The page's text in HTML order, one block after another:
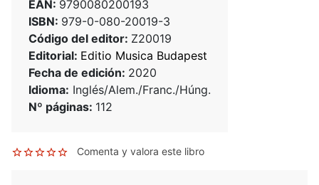
EAN: 9790080200193
ISBN: 979-0-080-20019-3
Código del editor: Z20019
Editorial: Editio Musica Budapest
Fecha de edición: 2020
Idioma: Inglés/Alem./Franc./Húng.
Nº páginas: 112
Comenta y valora este libro